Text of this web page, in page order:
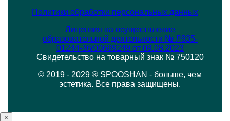
Политики обработки персональных данных
Лицензия на осуществление
образовательной деятельности № Л935-
01244-36/00669249 от 09.08.2023
Свидетельство на товарный знак № 750120
© 2019 - 2029 ® SPOOSHAN - больше, чем
эстетика. Все права защищены.
cookie
×